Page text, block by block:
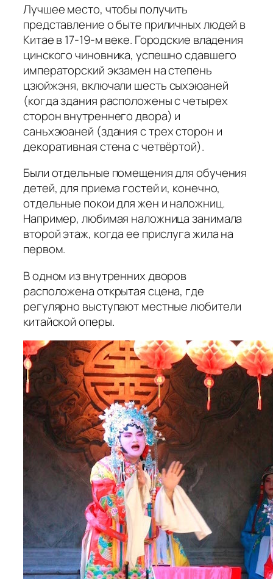
Лучшее место, чтобы получить
представление о быте приличных людей в
Китае в 17-19-м веке. Городские владения
цинского чиновника, успешно сдавшего
императорский экзамен на степень
цзюйжэня, включали шестьсыхэюаней
(когда здания расположены с четырех
сторон внутреннего двора) и
саньхэюаней (здания с трех сторон и
декоративная стена с четвёртой).
Были отдельные помещения для обучения
детей, для приема гостей и, конечно,
отдельные покои для жен и наложниц.
Например, любимая наложница занимала
второй этаж, когда ее прислуга жила на
первом.
В одном из внутренних дворов
расположена открытая сцена, где
регулярно выступают местные любители
китайской оперы.